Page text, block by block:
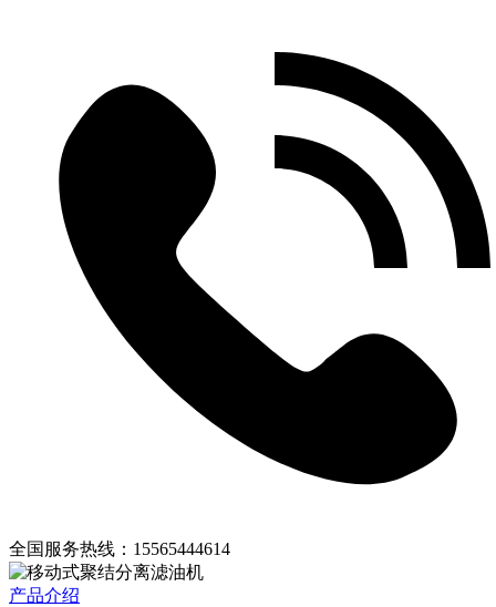
全国服务热线： 15565444614
产品介绍